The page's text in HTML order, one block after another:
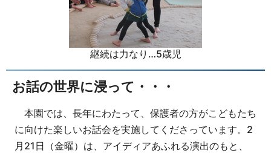
継続は力なり…5歳児
お話の世界に浸って・・・
本園では、長年にわたって、保護者の方がこどもたち
に向けた楽しいお話会を実施してくださっています。2
月21日（金曜）は、アイディアあふれる演出のもと、